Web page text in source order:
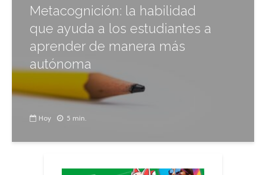
Metacognición: la habilidad
que ayuda a los estudiantes a
aprender de manera más
autónoma
Hoy 5 min.